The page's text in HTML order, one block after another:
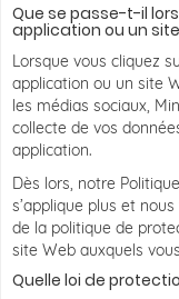
Que se passe-t-il
application ou un
Lorsque vous cliquez
application ou un site
les médias sociaux,
collecte de vos
application.
Dès lors, notre
s’applique plus et
de la politique de
site Web auxquels
Quelle loi de